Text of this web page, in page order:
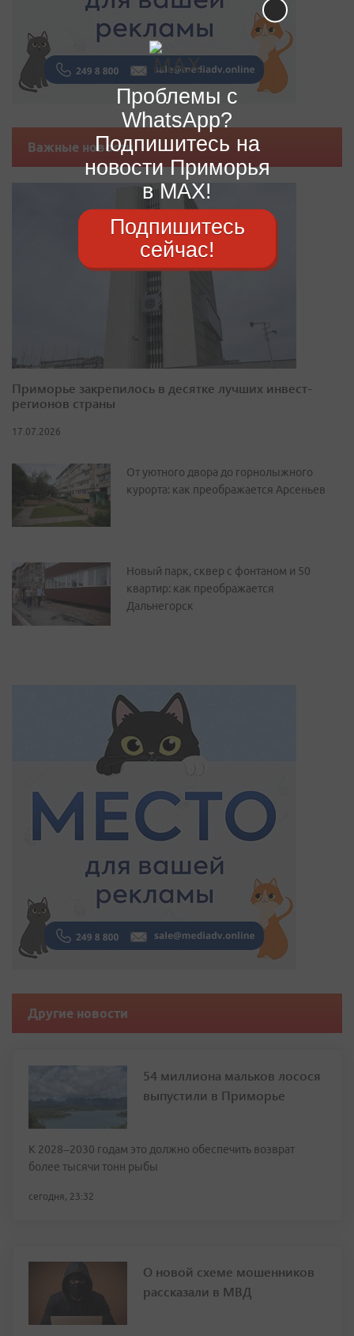
Важные новости
Приморье закрепилось в десятке лучших инвест-
регионов страны
17.07.2026
От уютного двора до горнолыжного
курорта: как преображается Арсеньев
Новый парк, сквер с фонтаном и 50
квартир: как преображается
Дальнегорск
Другие новости
54 миллиона мальков лосося
выпустили в Приморье
К 2028–2030 годам это должно обеспечить возврат
более тысячи тонн рыбы
сегодня, 23:32
О новой схеме мошенников
рассказали в МВД
Проблемы с
WhatsApp?
Подпишитесь на
новости Приморья
в MAX!
Подпишитесь
сейчас!